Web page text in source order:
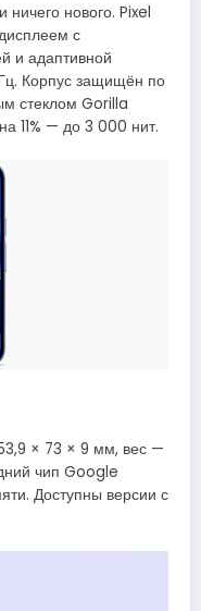
ничего нового. Pixel
с
и адаптивной
Корпус защищён по
стеклом Gorilla
11% — до 3 000 нит.
× 73 × 9 мм, вес —
чип Google
Доступны версии с